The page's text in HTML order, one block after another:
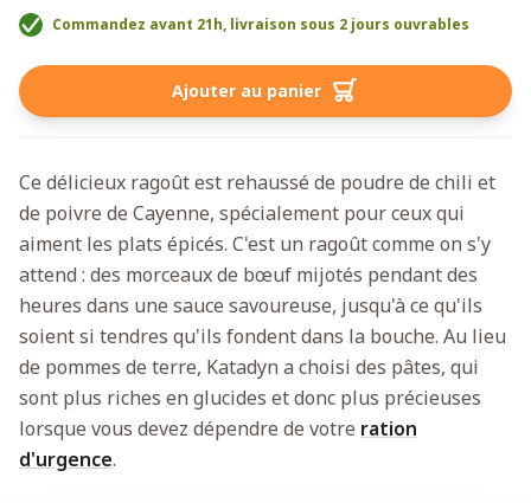
Commandez avant 21h, livraison sous 2 jours ouvrables
Ajouter au panier
Ce délicieux ragoût est rehaussé de poudre de chili et
de poivre de Cayenne, spécialement pour ceux qui
aiment les plats épicés. C'est un ragoût comme on s'y
attend : des morceaux de bœuf mijotés pendant des
heures dans une sauce savoureuse, jusqu'à ce qu'ils
soient si tendres qu'ils fondent dans la bouche. Au lieu
de pommes de terre, Katadyn a choisi des pâtes, qui
sont plus riches en glucides et donc plus précieuses
lorsque vous devez dépendre de votre ration
d'urgence.